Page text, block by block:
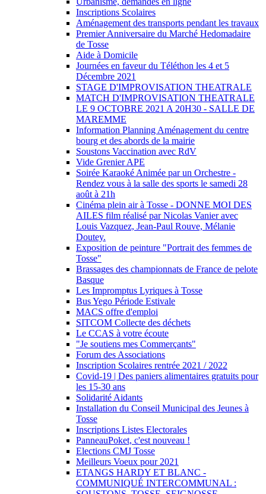
Inscriptions Scolaires
Aménagement des transports pendant les travaux
Premier Anniversaire du Marché Hedomadaire
de Tosse
Aide à Domicile
Journées en faveur du Téléthon les 4 et 5
Décembre 2021
STAGE D'IMPROVISATION THEATRALE
MATCH D'IMPROVISATION THEATRALE
LE 9 OCTOBRE 2021 A 20H30 - SALLE DE
MAREMME
Information Planning Aménagement du centre
bourg et des abords de la mairie
Soustons Vaccination avec RdV
Vide Grenier APE
Soirée Karaoké Animée par un Orchestre -
Rendez vous à la salle des sports le samedi 28
août à 21h
Cinéma plein air à Tosse - DONNE MOI DES
AILES film réalisé par Nicolas Vanier avec
Louis Vazquez, Jean-Paul Rouve, Mélanie
Doutey.
Exposition de peinture "Portrait des femmes de
Tosse"
Brassages des championnats de France de pelote
Basque
Les Impromptus Lyriques à Tosse
Bus Yego Période Estivale
MACS offre d'emploi
SITCOM Collecte des déchets
Le CCAS à votre écoute
"Je soutiens mes Commerçants"
Forum des Associations
Inscription Scolaires rentrée 2021 / 2022
Covid-19 | Des paniers alimentaires gratuits pour
les 15-30 ans
Solidarité Aidants
Installation du Conseil Municipal des Jeunes à
Tosse
Inscriptions Listes Electorales
PanneauPoket, c'est nouveau !
Elections CMJ Tosse
Meilleurs Voeux pour 2021
ETANGS HARDY ET BLANC -
COMMUNIQUÉ INTERCOMMUNAL :